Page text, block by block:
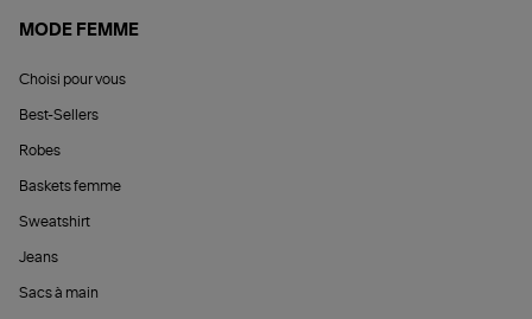
MODE FEMME
Choisi pour vous
Best-Sellers
Robes
Baskets femme
Sweatshirt
Jeans
Sacs à main